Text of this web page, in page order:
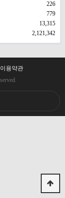
226
779
13,315
2,121,342
용약관